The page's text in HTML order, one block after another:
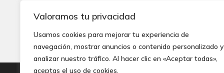
Valoramos tu privacidad
Usamos cookies para mejorar tu experiencia de
navegación, mostrar anuncios o contenido personalizado y
analizar nuestro tráfico. Al hacer clic en «Aceptar todas»,
aceptas el uso de cookies.
Sudáfrica